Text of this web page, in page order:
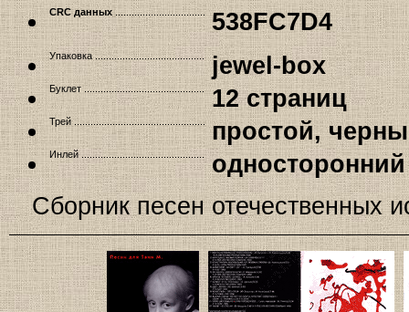
CRC данных 538FC7D4
Упаковка jewel-box
Буклет 12 страниц
Трей простой,
Инлей
односторонний
Сборник песен отечественных